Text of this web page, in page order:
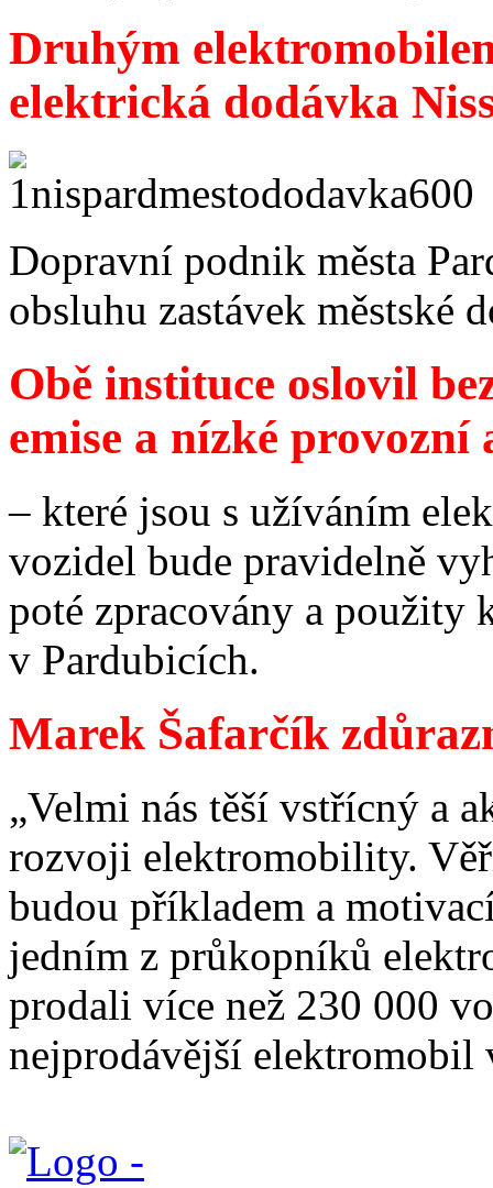
Druhým
elektrická dodávka
Dopravní podnik města
obsluhu zastávek městské
Obě instituce oslovil
emise a nízké
– které jsou s užíváním
vozidel bude pravidelně
poté zpracovány a
v Pardubicích.
Marek Šafarčík
„Velmi nás těší vstřícný a
rozvoji elektromobility.
budou příkladem a
jedním z průkopníků
prodali více než 230 000
nejprodávější elektromobil